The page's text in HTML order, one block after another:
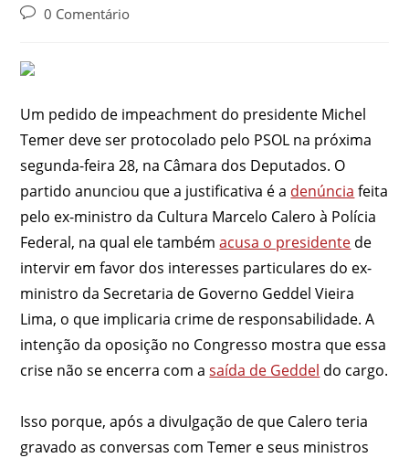
0 Comentário
Um pedido de impeachment do presidente Michel
Temer deve ser protocolado pelo PSOL na próxima
segunda-feira 28, na Câmara dos Deputados. O
partido anunciou que a justificativa é a denúncia feita
pelo ex-ministro da Cultura Marcelo Calero à Polícia
Federal, na qual ele tambémacusa o presidente de
intervir em favor dos interesses particulares do ex-
ministro da Secretaria de Governo Geddel Vieira
Lima, o que implicaria crime de responsabilidade. A
intenção da oposição no Congresso mostra que essa
crise não se encerra com asaída de Geddel do cargo.
Isso porque, após a divulgação de que Calero teria
gravado as conversas com Temer e seus ministros